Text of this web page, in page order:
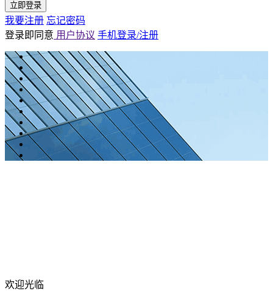
立即登录
我要注册 忘记密码
登录即同意 用户协议 手机登录/注册
欢迎光临